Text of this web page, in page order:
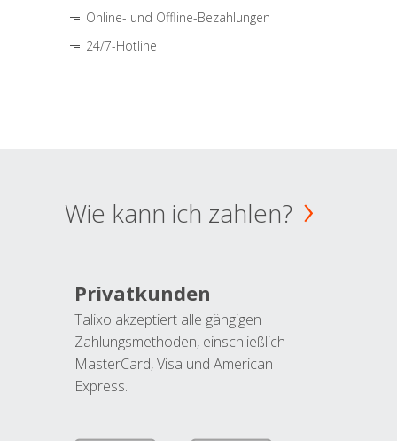
Online- und Offline-Bezahlungen
24/7-Hotline
Wie kann ich zahlen?
Privatkunden
Talixo akzeptiert alle gängigen
Zahlungsmethoden, einschließlich
MasterCard, Visa und American
Express.